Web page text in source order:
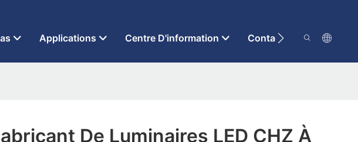
Applications Centre D'information Contactez-Nous
De Luminaires LED CHZ À